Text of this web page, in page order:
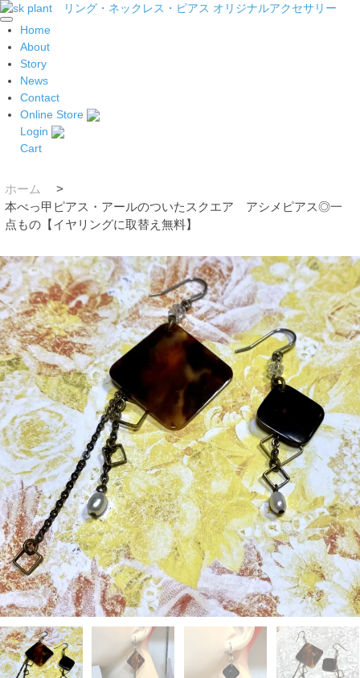
Home
About
Story
News
Contact
Online Store
Login
Cart
ホーム
>
本べっ甲ピアス・アールのついたスクエア アシメピアス◎一
点もの【イヤリングに取替え無料】